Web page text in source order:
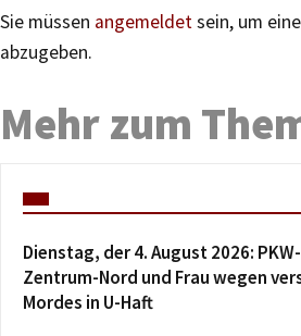
Sie müssen angemeldetsein, um
abzugeben.
Mehr zum
Dienstag, der 4. August 2026:
Zentrum-Nord und Frau wegen
Mordes in U-Haft